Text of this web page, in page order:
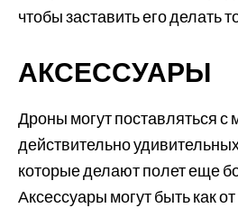
чтобы заставить его делать
АКСЕССУАРЫ
Дроны могут поставляться с
действительно
которые делают полет еще
Аксессуары могут быть как